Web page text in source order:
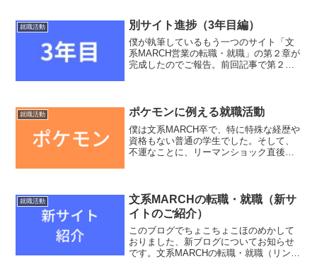
だ。資金も物資も兵隊も最大規模で、優
秀な人材が多い...
就職活動 別サイト進捗（3年目編）
僕が執筆しているもう一つのサイト「文
系MARCH営業の転職・就職」の第２章が
完成したのでご報告。前回記事で第２章
年目がこの度、完...
就職活動 ポケモンに例える就職活動
僕は文系MARCH卒で、特に特殊な経歴や
資格もない普通の学生でした。そして、
不運なことに、リーマンショック直後に
募集をしないと宣言す...
就職活動
文系MARCHの転職・就職（新サ
イトのご紹介）
このブログでちょこちょこほのめかして
おりました、新ブログについてお知らせ
です。文系MARCHの転職・就職（リン